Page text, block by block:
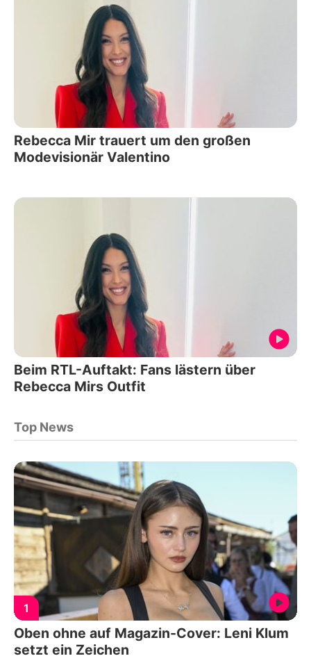
Rebecca Mir trauert um den großen
Modevisionär Valentino
Beim RTL-Auftakt: Fans lästern über
Rebecca Mirs Outfit
Top News
1
Oben ohne auf Magazin-Cover: Leni Klum
setzt ein Zeichen